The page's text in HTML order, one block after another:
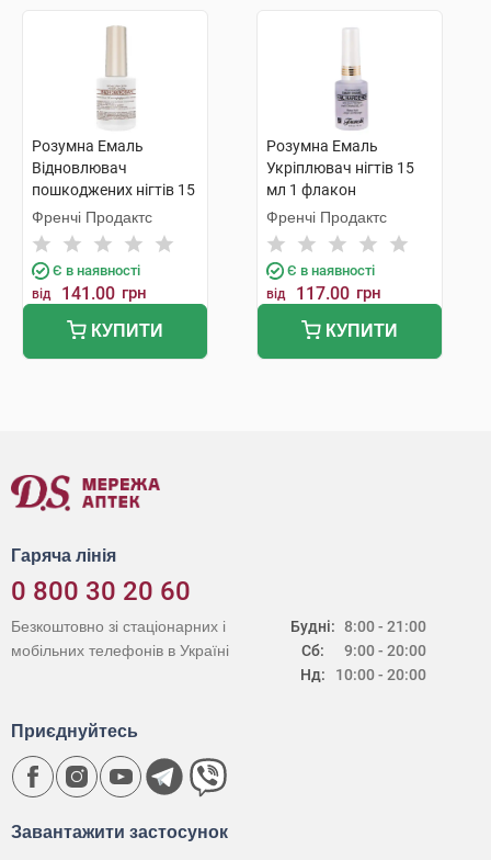
Розумна Емаль
Відновлювач
пошкоджених нігтів 15
мл 1 флакон
Френчі Продактс
Є в наявності
від 141.00 грн
КУПИТИ
Розумна Емаль
Укріплювач нігтів 15
мл 1 флакон
Френчі Продактс
Є в наявності
від 117.00 грн
КУПИТИ
Гаряча лінія
0 800 30 20 60
Будні:
Сб:
Нд:
8:00 - 21:00
9:00 - 20:00
10:00 - 20:00
Безкоштовно зі стаціонарних і
мобільних телефонів в Україні
Завантажити застосунок
Приєднуйтесь